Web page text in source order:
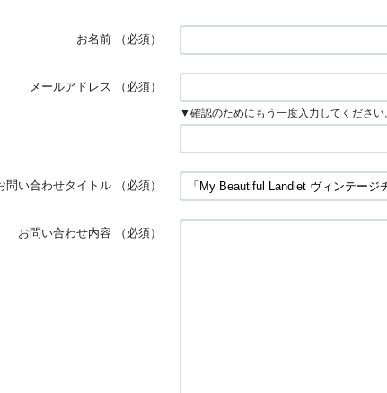
お名前 （必須）
メールアドレス （必須）
▼確認のためにもう一度入力してください
問い合わせタイトル （必須）
お問い合わせ内容 （必須）